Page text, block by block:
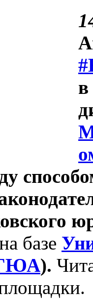
в
базе
).